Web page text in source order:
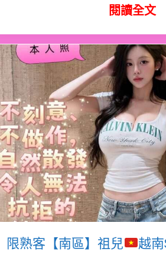
閱讀全文
限熟客【南區】祖兒 越南